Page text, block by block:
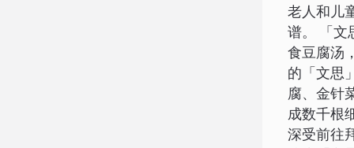
老人和儿
谱。 「文
食豆腐汤
的「文思
腐、金针
成数千根
深受前往